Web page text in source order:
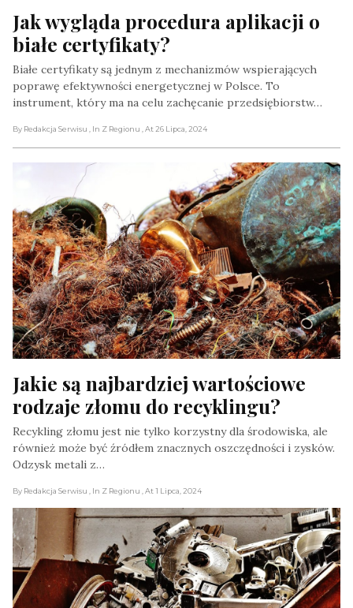
Jak wygląda procedura aplikacji o
białe certyfikaty?
Białe certyfikaty są jednym z mechanizmów wspierających
poprawę efektywności energetycznej w Polsce. To
instrument, który ma na celu zachęcanie przedsiębiorstw…
By Redakcja Serwisu , In Z Regionu , At 26 Lipca, 2024
Jakie są najbardziej wartościowe
rodzaje złomu do recyklingu?
Recykling złomu jest nie tylko korzystny dla środowiska, ale
również może być źródłem znacznych oszczędności i zysków.
Odzysk metali z…
By Redakcja Serwisu , In Z Regionu , At 1 Lipca, 2024